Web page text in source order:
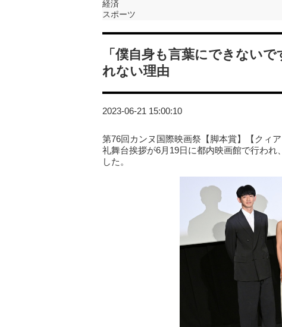
経済
スポーツ
「僕自身も言葉にできない
れない理由
2023-06-21 15:00:10
第76回カンヌ国際映画祭【脚本賞】【クィ
礼舞台挨拶が6月19日に都内映画館で行わ
した。